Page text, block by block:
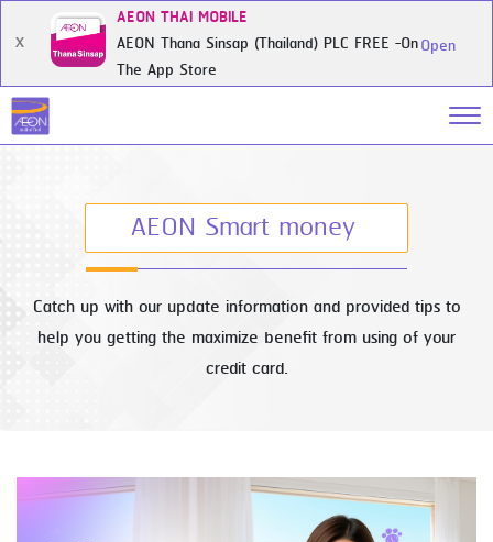
X
AEON THAI MOBILE
AEON Thana Sinsap (Thailand) PLC FREE -On
The App Store
Open
AEON Smart money
Catch up with our update information and provided tips to
help you getting the maximize benefit from using of your
credit card.